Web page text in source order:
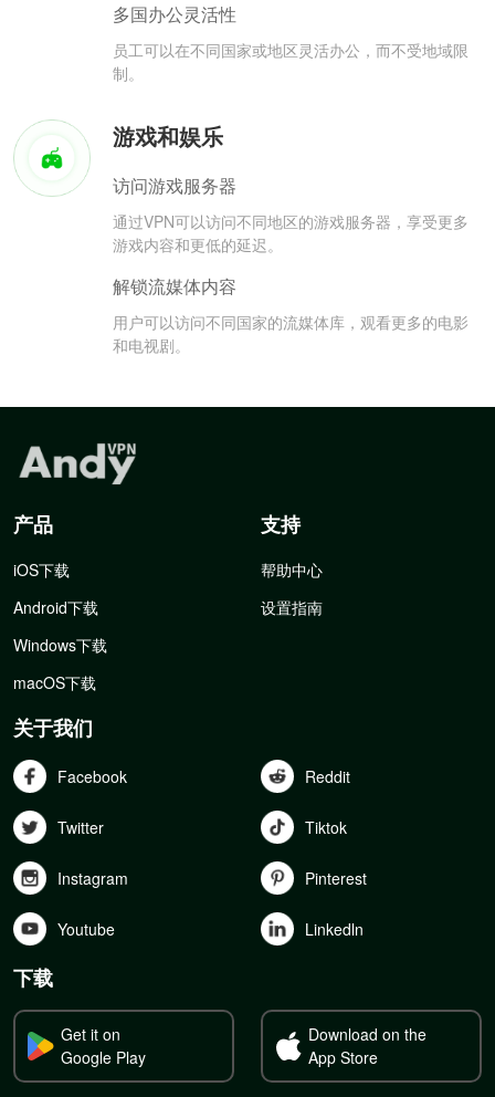
多国办公灵活性
员工可以在不同国家或地区灵活办公，而不受地域限
制。
游戏和娱乐
访问游戏服务器
通过VPN可以访问不同地区的游戏服务器，享受更多
游戏内容和更低的延迟。
解锁流媒体内容
用户可以访问不同国家的流媒体库，观看更多的电影
和电视剧。
产品
iOS下载
Android下载
Windows下载
macOS下载
支持
帮助中心
设置指南
关于我们
Facebook Reddit
Twitter Tiktok
Instagram Pinterest
Youtube Linkedln
下载
Get it on
Google Play
Download on the
App Store